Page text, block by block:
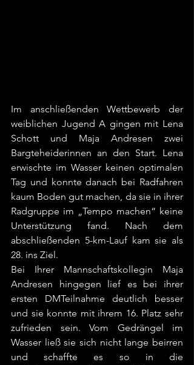
Im anschließenden Wettbewerb der
weiblichen Jugend A gingen mit Lena
Schott und Maja Andresen zwei
Bargteheiderinnen an den Start. Lena
erwischte im Wasser keinen optimalen
Tag und konnte danach bei Radfahren
kaum Boden gut machen, da sie in ihrer
Radgruppe im „Tempo machen“ keine
Unterstützung fand. Nach dem
abschließenden 5-km-Lauf kam sie als
28. ins Ziel.
Bei Ihrer Mannschaftskollegin Maja
Andresen hingegen lief es bei ihrer
ersten DMTeilnahme deutlich besser
und sie konnte mit ihrem 16. Platz sehr
zufrieden sein. Vom Gedrängel im
Wasser ließ sie sich nicht lange beirren
und schaffte es so in die